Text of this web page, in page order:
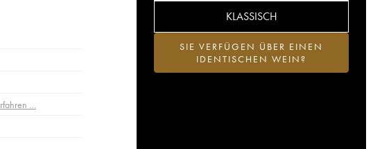
KLASSISCH
SIE VERFÜGEN ÜBER EINEN
IDENTISCHEN WEIN?
…